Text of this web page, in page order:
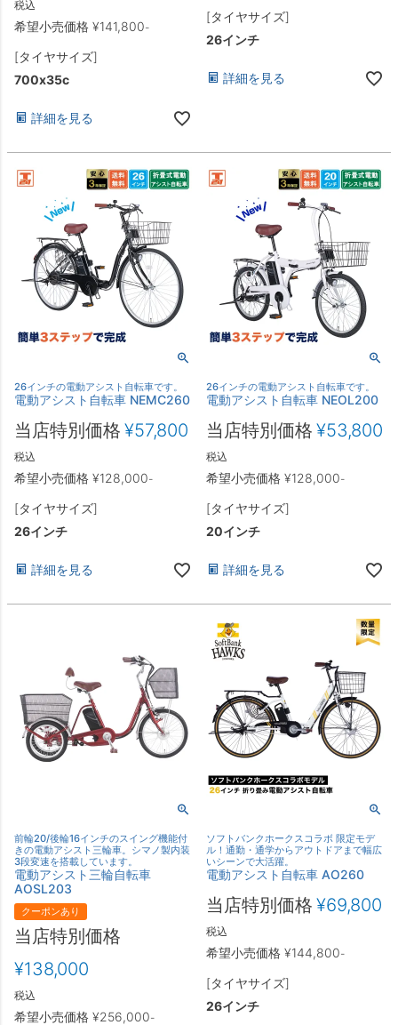
希望小売価格 ¥141,800-
税込
[タイヤサイズ]
700x35c
詳細を見る
[タイヤサイズ]
26インチ
詳細を見る
26インチの電動アシスト自転車です。
電動アシスト自転車 NEMC260
希望小売価格 ¥128,000-
当店特別価格 ¥57,800
税込
[タイヤサイズ]
26インチ
詳細を見る
26インチの電動アシスト自転車です。
電動アシスト自転車 NEOL200
希望小売価格 ¥128,000-
当店特別価格 ¥53,800
税込
[タイヤサイズ]
20インチ
詳細を見る
前輪20/後輪16インチのスイング機能付
きの電動アシスト三輪車。シマノ製内装
3段変速を搭載しています。
電動アシスト三輪自転車
AOSL203
クーポンあり
希望小売価格 ¥256,000-
当店特別価格
¥138,000
税込
ソフトバンクホークスコラボ 限定モデ
ル！通勤・通学からアウトドアまで幅広
いシーンで大活躍。
電動アシスト自転車 AO260
希望小売価格 ¥144,800-
当店特別価格 ¥69,800
税込
[タイヤサイズ]
26インチ